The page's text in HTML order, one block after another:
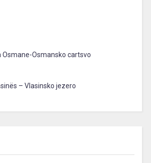
Osmane-Osmansko cartsvo
– Vlasinsko jezero